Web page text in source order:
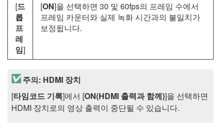
[드
롭
프
레
임]
[ON]을 선택하면 30 및 60fps의 프레임 수에서
프레임 카운터와 실제 녹화 시간과의 불일치가
보정됩니다.
주의: HDMI 장치
[타임코드 기록]에서 [ON(HDMI 출력과 함께)]을 선택하면
HDMI 장치로의 영상 출력이 중단될 수 있습니다.